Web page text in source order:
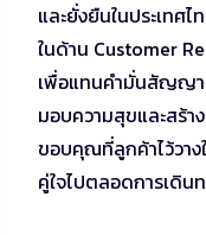
และยั่งยืนในประเทศ
ในด้าน Customer
เพื่อแทนคำมั่นสัญญา
มอบความสุขและสร้
ขอบคุณที่ลูกค้าไว้วาง
คู่ใจไปตลอดการเดิน